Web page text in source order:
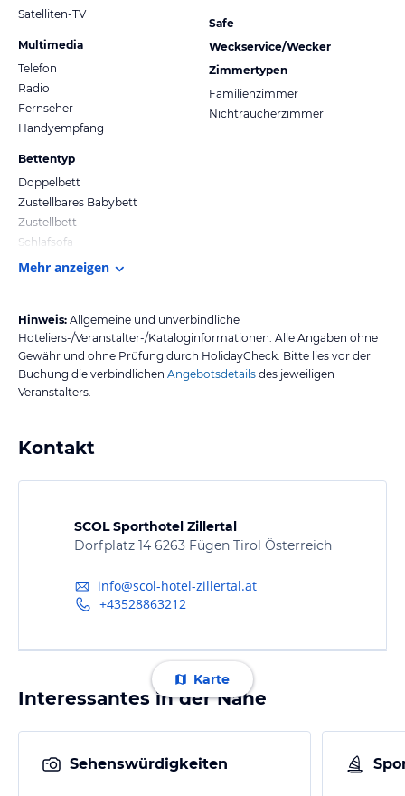
Satelliten-TV
Multimedia
Telefon
Radio
Fernseher
Handyempfang
Bettentyp
Doppelbett
Zustellbares Babybett
Zustellbett
Schlafsofa
Safe
Weckservice/Wecker
Zimmertypen
Familienzimmer
Nichtraucherzimmer
Mehr anzeigen
Hinweis: Allgemeine und unverbindliche
Hoteliers-/Veranstalter-/Kataloginformationen. Alle Angaben ohne
Gewähr und ohne Prüfung durch HolidayCheck. Bitte lies vor der
Buchung die verbindlichen Angebotsdetails des jeweiligen
Veranstalters.
Kontakt
SCOL Sporthotel Zillertal
Dorfplatz 14 6263 Fügen Tirol Österreich
info@scol-hotel-zillertal.at
+43528863212
Karte
Interessantes in der Nähe
Sehenswürdigkeiten